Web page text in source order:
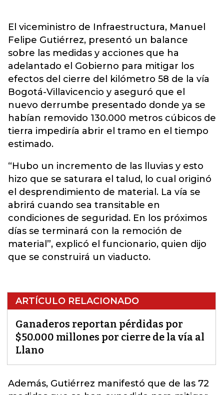
El viceministro de Infraestructura, Manuel
Felipe Gutiérrez, presentó un balance
sobre las medidas y acciones que ha
adelantado el Gobierno para mitigar los
efectos del cierre del kilómetro 58 de la vía
Bogotá-Villavicencio y aseguró que el
nuevo derrumbe presentado donde ya se
habían removido 130.000 metros cúbicos de
tierra impediría abrir el tramo en el tiempo
estimado.
“Hubo un incremento de las lluvias y esto
hizo que se saturara el talud, lo cual originó
el desprendimiento de material. La vía se
abrirá cuando sea transitable en
condiciones de seguridad. En los próximos
días se terminará con la remoción de
material”, explicó el funcionario, quien dijo
que se construirá un viaducto.
ARTÍCULO RELACIONADO
Ganaderos reportan pérdidas por
$50.000 millones por cierre de la vía al
Llano
Además, Gutiérrez manifestó que de las 72